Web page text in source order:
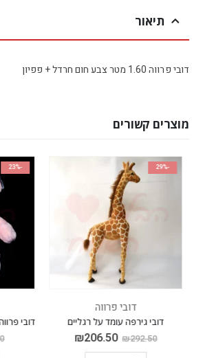
תיאור
דובי פרווה 1.60 מטר צבע חום חרדל + פפיון
מוצרים קשורים
דובי פרווה
דובי גירפה עומד על רגליים
₪292.50
₪206.50